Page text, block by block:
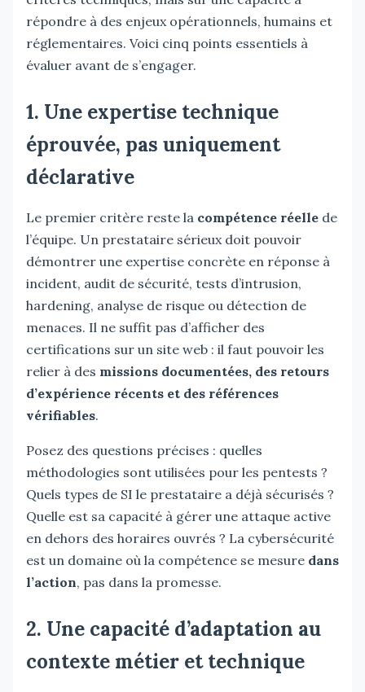
répondre à des enjeux opérationnels, humains et
réglementaires. Voici cinq points essentiels à
évaluer avant de s’engager.
1. Une expertise technique
éprouvée, pas uniquement
déclarative
Le premier critère reste la compétence réelle de
l’équipe. Un prestataire sérieux doit pouvoir
démontrer une expertise concrète en réponse à
incident, audit de sécurité, tests d’intrusion,
hardening, analyse de risque ou détection de
menaces. Il ne suffit pas d’afficher des
certifications sur un site web : il faut pouvoir les
relier à des missions documentées, des retours
d’expérience récents et des références
vérifiables.
Posez des questions précises : quelles
méthodologies sont utilisées pour les pentests ?
Quels types de SI le prestataire a déjà sécurisés ?
Quelle est sa capacité à gérer une attaque active
en dehors des horaires ouvrés ? La cybersécurité
est un domaine où la compétence se mesure dans
l’action, pas dans la promesse.
2. Une capacité d’adaptation au
contexte métier et technique